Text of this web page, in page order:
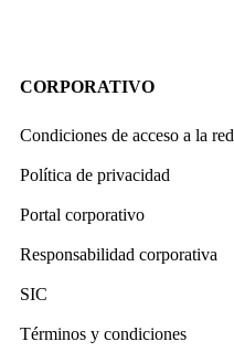
CORPORATIVO
Condiciones de acceso a la red
Política de privacidad
Portal corporativo
Responsabilidad corporativa
SIC
Términos y condiciones